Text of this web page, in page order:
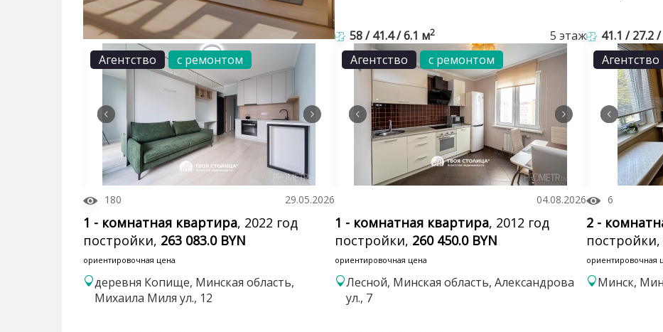
58 / 41.4 / 6.1 м2 5 этаж 41.1 / 27.2
Агентство
с ремонтом
180 29.05.2026
1 - комнатная квартира, 2022 год
постройки, 263 083.0 BYN
ориентировочная цена
деревня Копище, Минская область,
Михаила Миля ул., 12
Агентство с ремонтом
04.08.2026
1 - комнатная квартира, 2012 год
постройки, 260 450.0 BYN
ориентировочная цена
Лесной, Минская область, Александрова
ул., 7
Агентство
6
2 -
постройки,
ориентировочная
Минск,